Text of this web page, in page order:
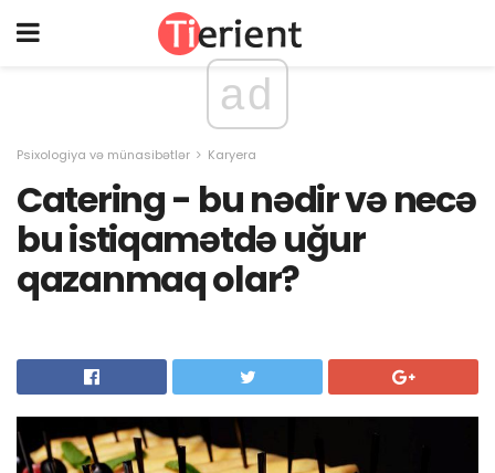
ad
Psixologiya və münasibətlər Karyera
Catering - bu nədir və necə
bu istiqamətdə uğur
qazanmaq olar?